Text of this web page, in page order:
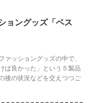
ョングッズ「ベス
ァッショングッズの中で、
ば良かった」という５製品
後の状況などを交えつつご